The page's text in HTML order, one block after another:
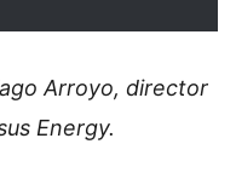
Arroyo, director
Energy.